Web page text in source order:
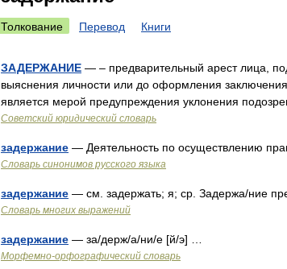
Толкование Перевод Книги
ЗАДЕРЖАНИЕ — – предварительный арест лица,
выяснения личности или до оформления
является мерой предупреждения уклонения
Советский юридический словарь
задержание — Деятельность по осуществлению
Словарь синонимов русского языка
задержание — см. задержать; я; ср. Задержа/ние
Словарь многих выражений
задержание — за/держ/а/ни/е [й/э] …
Морфемно-орфографический словарь